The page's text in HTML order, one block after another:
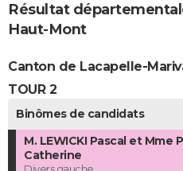
Résultat
Haut-Mont
Canton de Lacapelle-
TOUR 2
Binômes de candidats
M. LEWICKI Pascal et Mme
Catherine